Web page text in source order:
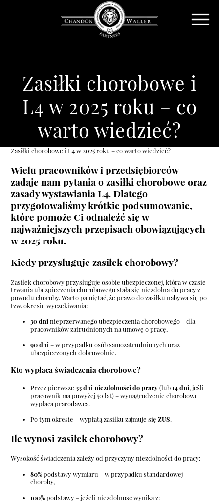
Zasiłki chorobowe i
L4 w 2025 roku – co
warto wiedzieć?
Zasiłki chorobowe i L4 w 2025 roku – co warto wiedzieć?
Wielu pracowników i przedsiębiorców
zadaje nam pytania o zasiłki chorobowe oraz
zasady wystawiania L4. Dlatego
przygotowaliśmy krótkie podsumowanie,
które pomoże Ci odnaleźć się w
najważniejszych przepisach obowiązujących
w 2025 roku.
Kiedy przysługuje zasiłek chorobowy?
Zasiłek chorobowy przysługuje osobie ubezpieczonej, która w czasie
trwania ubezpieczenia chorobowego stała się niezdolna do pracy z
powodu choroby. Warto pamiętać, że prawo do zasiłku nabywa się po
tzw. okresie wyczekiwania:
30 dni nieprzerwanego ubezpieczenia chorobowego – dla
pracowników zatrudnionych na umowę o pracę,
90 dni – w przypadku osób samozatrudnionych oraz
ubezpieczonych dobrowolnie.
Kto wypłaca świadczenia chorobowe?
Przez pierwsze33 dni niezdolności do pracy(lub14 dni, jeśli
pracownik ma powyżej 50 lat) – wynagrodzenie chorobowe
wypłaca pracodawca.
Po tym okresie – wypłatą zasiłku zajmuje sięZUS.
Ile wynosi zasiłek chorobowy?
Wysokość świadczenia zależy od przyczyny niezdolności do pracy:
80%podstawy wymiaru – w przypadku standardowej
choroby,
100%podstawy – jeżeli niezdolność wynika z: